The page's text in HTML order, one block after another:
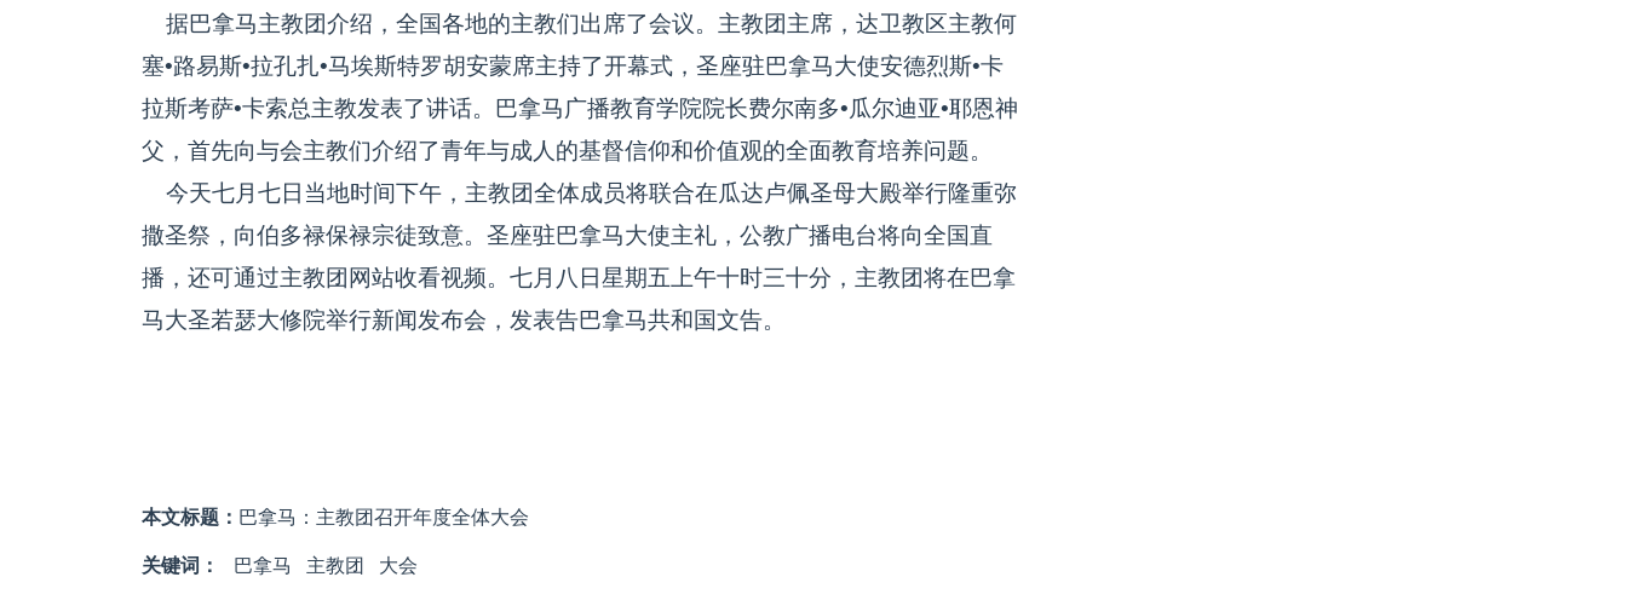
据巴拿马主教团介绍，全国各地的主教们出席了会议。主教团主席，达卫教区主教何
塞•路易斯•拉孔扎•马埃斯特罗胡安蒙席主持了开幕式，圣座驻巴拿马大使安德烈斯•卡
拉斯考萨•卡索总主教发表了讲话。巴拿马广播教育学院院长费尔南多•瓜尔迪亚•耶恩神
父，首先向与会主教们介绍了青年与成人的基督信仰和价值观的全面教育培养问题。
今天七月七日当地时间下午，主教团全体成员将联合在瓜达卢佩圣母大殿举行隆重弥
撒圣祭，向伯多禄保禄宗徒致意。圣座驻巴拿马大使主礼，公教广播电台将向全国直
播，还可通过主教团网站收看视频。七月八日星期五上午十时三十分，主教团将在巴拿
马大圣若瑟大修院举行新闻发布会，发表告巴拿马共和国文告。
本文标题： 巴拿马：主教团召开年度全体大会
关键词： 巴拿马 主教团 大会